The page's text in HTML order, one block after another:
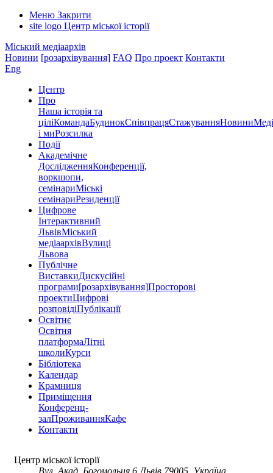
Меню Закрити
site logo Центр міської історії
Міський медіаархів
Новини [розархівування] FAQ Про проект Контакти
Eng
Центр
Про
Наша історія та
ціліКомандаБудинокСпівпрацяСтажуванняНовини
і миРозсилка
Події
Академічне
ДослідженняКонференції,
воркшопи,
семінариМіські
семінариРезиденції
Цифрове
Інтерактивний
ЛьвівМіський
медіаархівВулиці
Львова
Публічне
ВиставкиДискусійні
програми[розархівування]Просторові
проектиЦифрові
розповідіПублікації
Освітнє
Освітня
платформаЛітні
школиКурси
Бібліотека
Календар
Крамниця
Приміщення
Конференц-
залПроживанняКафе
Контакти
Центр міської історії
Вул. Акад. Богомольця 6 Львів 79005, Україна